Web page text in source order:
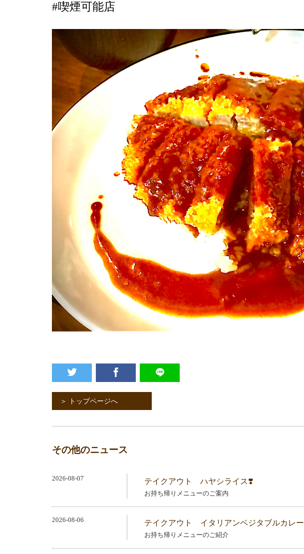
#喫煙可能店
＞ トップページへ
その他のニュース
2026-08-07 テイクアウト ハヤシライス❣️
お持ち帰りメニューのご案内
2026-08-06 テイクアウト イタリアンベジタブルカレー
お持ち帰りメニューのご紹介